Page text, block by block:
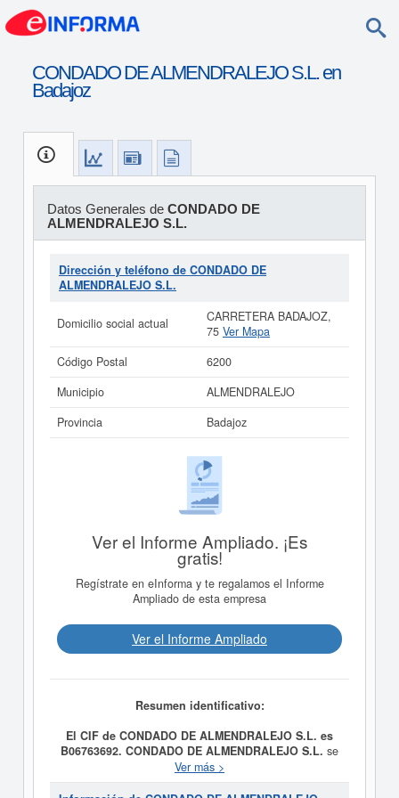
CONDADO DE ALMENDRALEJO S.L. en
Badajoz
Datos Generales de CONDADO DE
ALMENDRALEJO S.L.
Dirección y teléfono de CONDADO DE
ALMENDRALEJO S.L.
Domicilio social actual
CARRETERA BADAJOZ,
75 Ver Mapa
Código Postal
6200
Municipio
ALMENDRALEJO
Provincia
Badajoz
Ver el Informe Ampliado. ¡Es
gratis!
Regístrate en eInforma y te regalamos el Informe
Ampliado de esta empresa
Ver el Informe Ampliado
Resumen identificativo:
El CIF de CONDADO DE ALMENDRALEJO S.L. es
B06763692. CONDADO DE ALMENDRALEJO S.L. se
constituyó el día 28/05/2020 con el objetivo de
Comercio al por mayor, no especializado, de productos
Ver más >